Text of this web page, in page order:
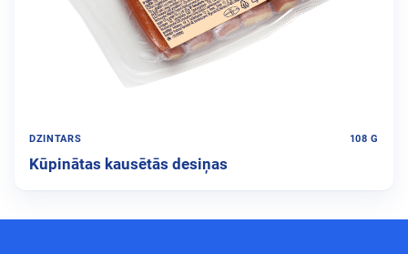
DZINTARS 108 G
Kūpinātas kausētās desiņas